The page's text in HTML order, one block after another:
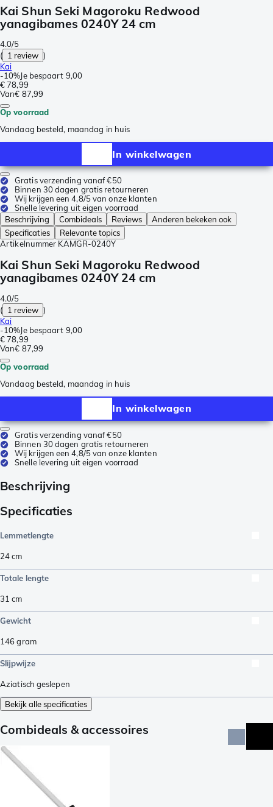
Kai Shun Seki Magoroku Redwood
yanagibames 0240Y 24 cm
4.0/5
( 1 review )
Kai
-10%Je bespaart 9,00
€ 78,99
Van€ 87,99
Op voorraad
Vandaag besteld, maandag in huis
In winkelwagen
Gratis verzending vanaf €50
Binnen 30 dagen gratis retourneren
Wij krijgen een 4,8/5 van onze klanten
Snelle levering uit eigen voorraad
Beschrijving
Combideals Reviews
Anderen bekeken ook
Specificaties
Relevante topics
Artikelnummer KAMGR-0240Y
Kai Shun Seki Magoroku Redwood
yanagibames 0240Y 24 cm
4.0/5
( 1 review )
Kai
-10%Je bespaart 9,00
€ 78,99
Van€ 87,99
Op voorraad
Vandaag besteld, maandag in huis
In winkelwagen
Gratis verzending vanaf €50
Binnen 30 dagen gratis retourneren
Wij krijgen een 4,8/5 van onze klanten
Snelle levering uit eigen voorraad
Beschrijving
Specificaties
Lemmetlengte
24cm
Totale lengte
31 cm
Gewicht
146gram
Slijpwijze
Aziatisch geslepen
Bekijk alle specificaties
Combideals & accessoires